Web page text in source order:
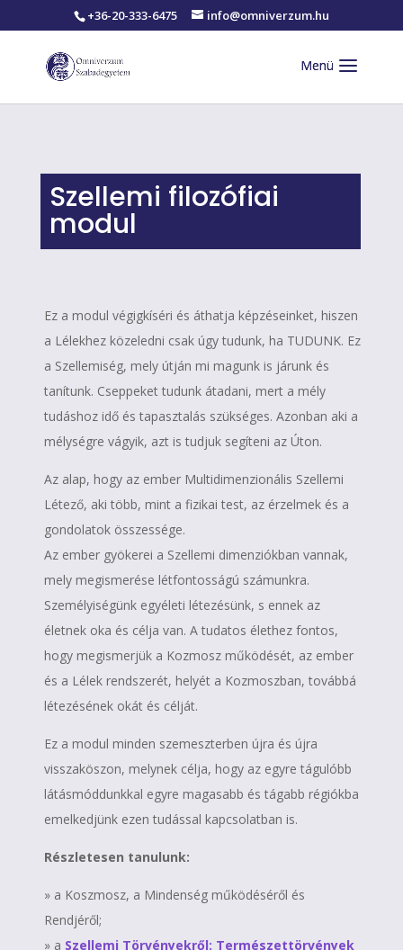
+36-20-333-6475 info@omniverzum.hu
Szellemi filozófiai
modul
Ez a modul végigkíséri és áthatja képzéseinket, hiszen
a Lélekhez közeledni csak úgy tudunk, ha TUDUNK. Ez
a Szellemiség, mely útján mi magunk is járunk és
tanítunk. Cseppeket tudunk átadani, mert a mély
tudáshoz idő és tapasztalás szükséges. Azonban aki a
mélységre vágyik, azt is tudjuk segíteni az Úton.
Az alap, hogy az ember Multidimenzionális Szellemi
Létező, aki több, mint a fizikai test, az érzelmek és a
gondolatok összessége.
Az ember gyökerei a Szellemi dimenziókban vannak,
mely megismerése létfontosságú számunkra.
Személyiségünk egyéleti létezésünk, s ennek az
életnek oka és célja van. A tudatos élethez fontos,
hogy megismerjük a Kozmosz működését, az ember
és a Lélek rendszerét, helyét a Kozmoszban, továbbá
létezésének okát és célját.
Ez a modul minden szemeszterben újra és újra
visszaköszon, melynek célja, hogy az egyre tágulóbb
látásmóddunkkal egyre magasabb és tágabb régiókba
emelkedjünk ezen tudással kapcsolatban is.
Részletesen tanulunk:
» a Koszmosz, a Mindenség működéséről és
Rendjéről;
» a Szellemi Törvényekről: Természettörvények